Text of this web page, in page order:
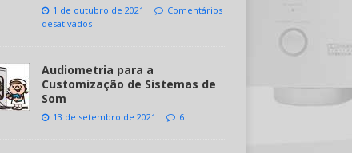
1 de outubro de 2021
Comentários
desativados
Audiometria para a
Customização de Sistemas de
Som
13 de setembro de 2021 6